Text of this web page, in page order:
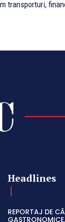
transporturi,
Headlines
REPORTAJ DE